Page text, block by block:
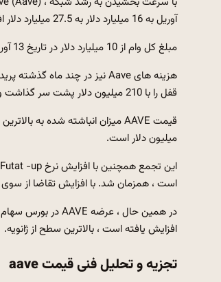
آوریل به 16 میلیارد دلار به 27.5 میلیارد دلار افزایش یافته است.
مبلغ کل وام از 10 میلیارد دلار در تاریخ 13 آوریل به 17.5 میلیارد دلار افزایش یافته است که این نشانه ای است که پروتکل در این کشش برنده شد.
قفل را با 210 میلیون دلار پشت سر گذاشت و به 211.7 میلیون دلار رسید.
میلیون دلار است.
است ، همزمان شد. با افزایش تقاضا از سوی
افزایش یافته است ، بالاترین سطح از ژانویه.
تجزیه و تحلیل فنی قیمت aave